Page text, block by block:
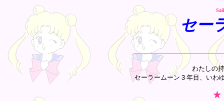
セー
わたしの
セーラームーン３年目、いわ
★